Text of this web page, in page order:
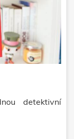
detektivní